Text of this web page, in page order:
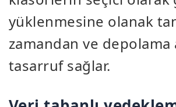
yüklenmesine olanak
zamandan ve depolama
tasarruf sağlar.